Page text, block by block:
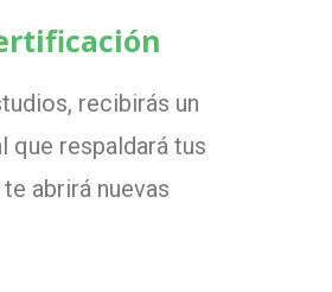
recibirás un
respaldará tus
abrirá nuevas